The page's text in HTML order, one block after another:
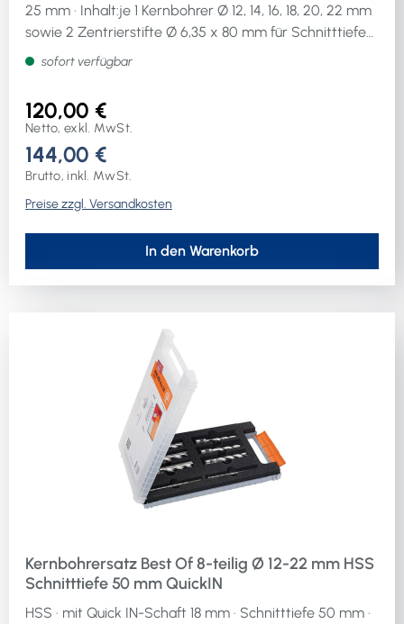
25 mm · Inhalt:je 1 Kernbohrer Ø 12, 14, 16, 18, 20, 22 mm
sowie 2 Zentrierstifte Ø 6,35 x 80 mm für Schnitttiefe
25 mmWeitere technische Eigenschaften:· Inhalt: 8-
teilig· Schaftausführung: Weldon· Schnitttiefe: 25mmim
sofort verfügbar
120,00 €
Netto, exkl. MwSt.
144,00 €
Brutto, inkl. MwSt.
Preise zzgl. Versandkosten
In den Warenkorb
Kernbohrersatz Best Of 8-teilig Ø 12-22 mm HSS
Schnitttiefe 50 mm QuickIN
HSS · mit Quick IN-Schaft 18 mm · Schnitttiefe 50 mm ·